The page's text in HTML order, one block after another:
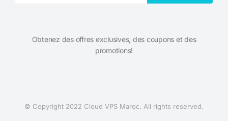
Obtenez des offres exclusives, des coupons et des
promotions!​
© Copyright 2022 Cloud VPS Maroc. All rights reserved.